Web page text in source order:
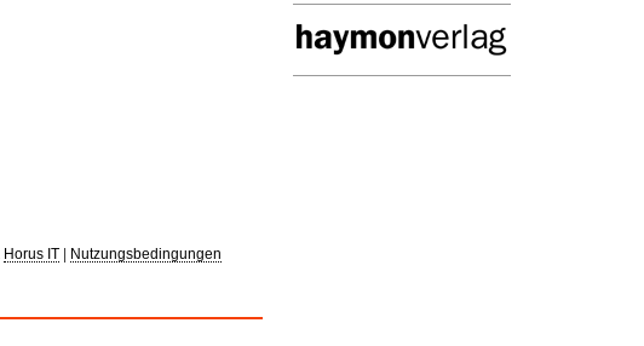
Horus IT| Nutzungsbedingungen